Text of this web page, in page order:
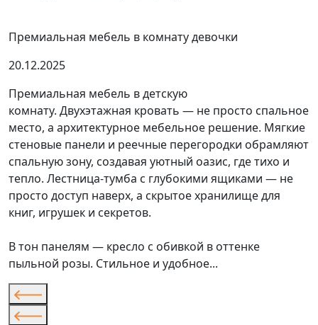
Премиальная мебель в комнату девочки
20.12.2025
Премиальная мебель в детскую
комнату. Двухэтажная кровать — не просто спальное
место, а архитектурное мебельное решение. Мягкие
стеновые панели и реечные перегородки обрамляют
спальную зону, создавая уютный оазис, где тихо и
тепло. Лестница-тумба с глубокими ящиками — не
просто доступ наверх, а скрытое хранилище для
книг, игрушек и секретов.
В тон панелям — кресло с обивкой в оттенке
пыльной розы. Стильное и удобное...